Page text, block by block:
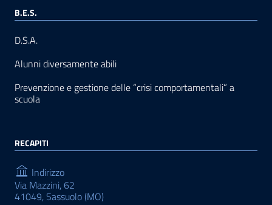
B.E.S.
D.S.A.
Alunni diversamente abili
Prevenzione e gestione delle “crisi comportamentali” a
scuola
RECAPITI
Indirizzo
Via Mazzini, 62
41049, Sassuolo (MO)